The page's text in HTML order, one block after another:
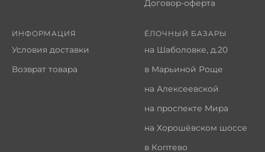
Договор-оферта
ИНФОРМАЦИЯ
Условия доставки
Возврат товара
ЁЛОЧНЫЙ БАЗАРЫ
на Шаболовке, д.20
в Марьиной Роще
на Алексеевской
на проспекте Мира
на Хорошёвском шоссе
в Коптево